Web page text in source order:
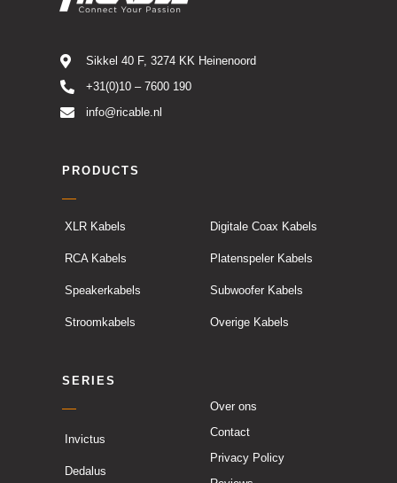
Sikkel 40 F, 3274 KK Heinenoord
+31(0)10 – 7600 190
info@ricable.nl
PRODUCTS
SERIES
Digitale Coax Kabels
Platenspeler Kabels
Subwoofer Kabels
Overige Kabels
XLR Kabels
RCA Kabels
Speakerkabels
Stroomkabels
Invictus
Dedalus
Over ons
Contact
Privacy Policy